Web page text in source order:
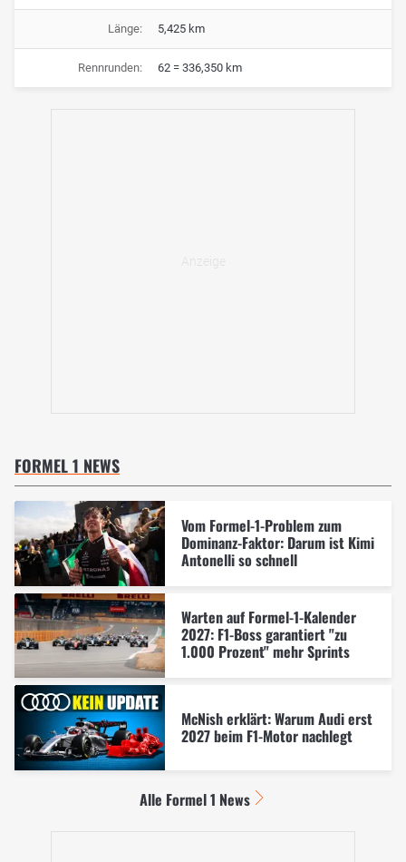
Länge: 5,425 km
Rennrunden: 62 = 336,350 km
FORMEL 1 NEWS
Vom Formel-1-Problem zum
Dominanz-Faktor: Darum ist Kimi
Antonelli so schnell
Warten auf Formel-1-Kalender
2027: F1-Boss garantiert "zu
1.000 Prozent" mehr Sprints
McNish erklärt: Warum Audi erst
2027 beim F1-Motor nachlegt
Alle Formel 1 News